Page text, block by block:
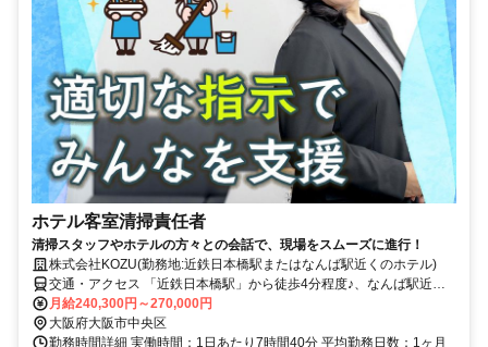
ホテル客室清掃責任者
清掃スタッフやホテルの方々との会話で、現場をスムーズに進行！
株式会社KOZU(勤務地:近鉄日本橋駅またはなんば駅近くのホテル)
交通・アクセス 「近鉄日本橋駅」から徒歩4分程度♪、なんば駅近く
の現場もあり！
月給240,300円～270,000円
大阪府大阪市中央区
勤務時間詳細 実働時間：1日あたり7時間40分 平均勤務日数：1ヶ月